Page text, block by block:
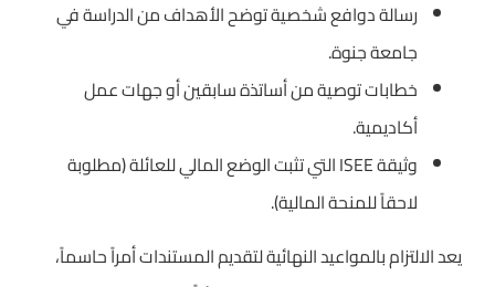
رسالة دوافع شخصية توضح الأهداف من الدراسة في
جامعة جنوة.
خطابات توصية من أساتذة سابقين أو جهات عمل
أكاديمية.
وثيقة ISEE التي تثبت الوضع المالي للعائلة (مطلوبة
لاحقاً للمنحة المالية).
يعد الالتزام بالمواعيد النهائية لتقديم المستندات أمراً حاسماً،